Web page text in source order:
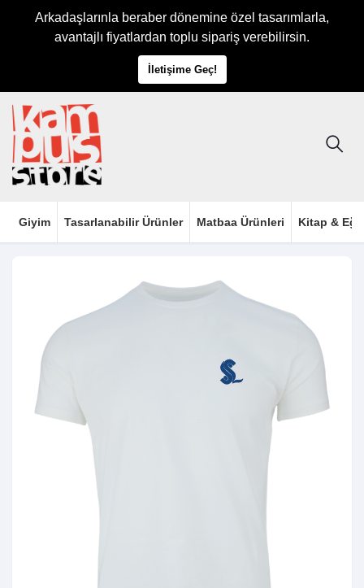
Arkadaşlarınla beraber dönemine özel tasarımlarla,
avantajlı fiyatlardan toplu sipariş verebilirsin.
İletişime Geç!
Giyim Tasarlanabilir Ürünler Matbaa Ürünleri Kitap &